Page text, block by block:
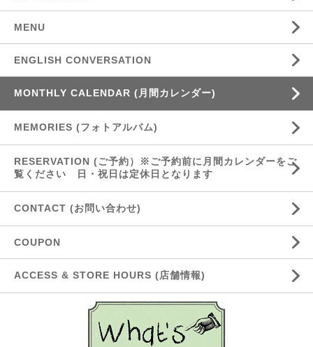
MENU
ENGLISH CONVERSATION
MONTHLY CALENDAR (月間カレンダー)
MEMORIES (フォトアルバム)
RESERVATION (ご予約）※ご予約前に月間カレンダーをご
覧ください 日・祝日は定休日となります
CONTACT (お問い合わせ)
COUPON
ACCESS & STORE HOURS (店舗情報)